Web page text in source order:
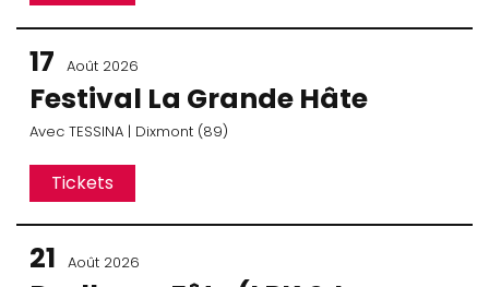
17 Août 2026
Festival La Grande Hâte
Avec TESSINA | Dixmont (89)
Tickets
21 Août 2026